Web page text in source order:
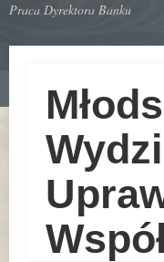
Praca Dyrektora Banku